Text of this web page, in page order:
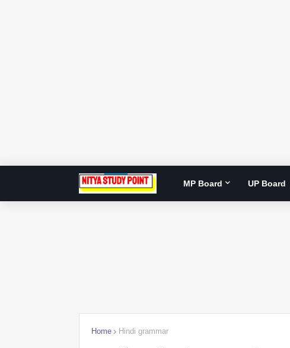
MP Board UP Board
Home Hindi grammar